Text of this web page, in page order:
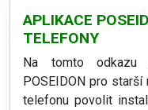
APLIKACE
TELEFONY
Na tomto odkazu
POSEIDON pro
telefonu povolit